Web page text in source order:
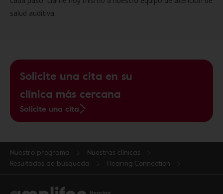
salud auditiva.
Solicite una cita en su
clínica más cercana
Solicite una cita
Nuestro programa
Nuestras clínicas
Resultados de búsqueda
Hearing Connection